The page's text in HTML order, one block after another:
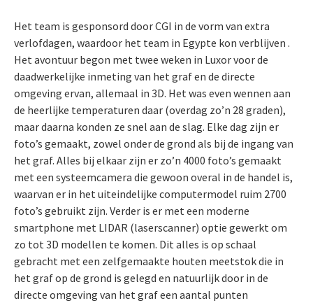
Het team is gesponsord door CGI in de vorm van extra
verlofdagen, waardoor het team in Egypte kon verblijven .
Het avontuur begon met twee weken in Luxor voor de
daadwerkelijke inmeting van het graf en de directe
omgeving ervan, allemaal in 3D. Het was even wennen aan
de heerlijke temperaturen daar (overdag zo’n 28 graden),
maar daarna konden ze snel aan de slag. Elke dag zijn er
foto’s gemaakt, zowel onder de grond als bij de ingang van
het graf. Alles bij elkaar zijn er zo’n 4000 foto’s gemaakt
met een systeemcamera die gewoon overal in de handel is,
waarvan er in het uiteindelijke computermodel ruim 2700
foto’s gebruikt zijn. Verder is er met een moderne
smartphone met LIDAR (laserscanner) optie gewerkt om
zo tot 3D modellen te komen. Dit alles is op schaal
gebracht met een zelfgemaakte houten meetstok die in
het graf op de grond is gelegd en natuurlijk door in de
directe omgeving van het graf een aantal punten